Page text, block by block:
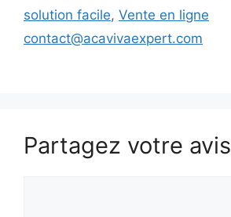
solution facile, Vente en ligne
contact@acavivaexpert.com
Partagez votre avis